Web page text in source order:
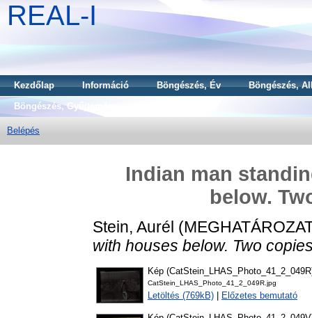
REAL-I
Kezdőlap Információ Böngészés, Év
Böngészés,
Böngészés, Gyűjtemény
Belépés
Indian man
below.
Stein, Aurél
with houses below. Two
Kép
CatStein_LHAS_Photo_41_2_049R.jpg
Letöltés (769kB) Előzetes bemutató